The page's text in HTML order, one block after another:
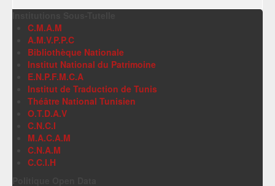
C.M.A.M
A.M.V.P.P.C
Bibliothèque Nationale
Institut National du Patrimoine
E.N.P.F.M.C.A
Institut de Traduction de Tunis
Théâtre National Tunisien
O.T.D.A.V
C.N.C.I
M.A.C.A.M
C.N.A.M
C.C.I.H